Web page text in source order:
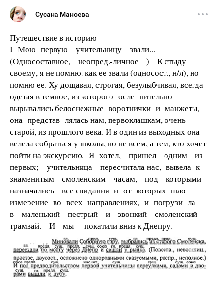
Сусана Маноева
Путешествие в историю
I Мою первую учительницу звали...
(Односоставное, неопред.-личное ) К стыду
своему, я не помню, как ее звали (односост., н/л), но
помню ее. Ху­ дощавая, строгая, безулыбчивая, всегда
одетая в темное, из которого осле­ пительно
вырывались белоснежные воротнички и манжеты,
она представ­ лялась нам, первоклашкам, очень
старой, из прошлого века. И в один из вы­ходных она
велела собраться у школы, но не всем, а тем, кто хочет
пойти на экскурсию. Я хотел, пришел одним из
первых; учительница пересчитала нас, вывела к
знаменитым смоленским часам, под которыми
назначались все свидания и от которых шло
измерение во всех направлениях, и погрузи­ ла
в маленький пестрый и звонкий смоленский
трамвай. И мы покатили вниз к Днепру.